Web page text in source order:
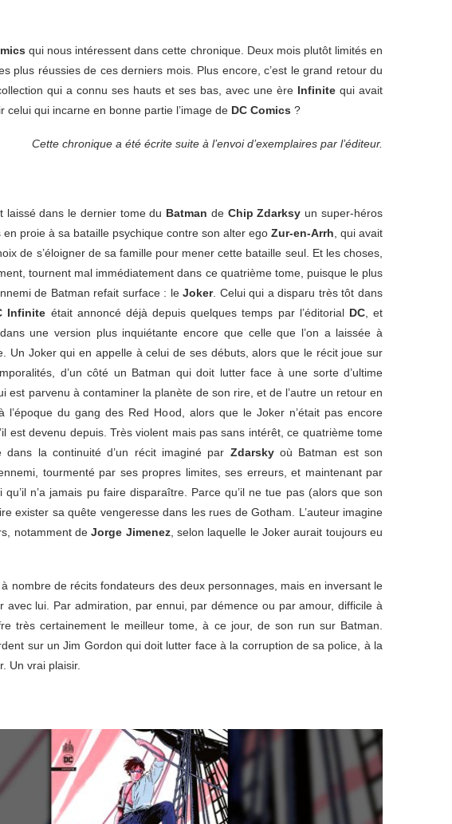
qui nous intéressent dans cette chronique. Deux mois plutôt limités en
réussies de ces derniers mois. Plus encore, c’est le grand retour du
qui a connu ses hauts et ses bas, avec une ère Infinite qui avait
qui incarne en bonne partie l’image de DC Comics ?
Cette chronique a été écrite suite à l’envoi d’exemplaires par l’éditeur.
laissé dans le dernier tome du Batman de Chip Zdarksy un super-héros
en proie à sa bataille psychique contre son alter ego Zur-en-Arrh , qui avait
de s’éloigner de sa famille pour mener cette bataille seul. Et les choses,
tournent mal immédiatement dans ce quatrième tome, puisque le plus
de Batman refait surface : leJoker. Celui qui a disparu très tôt dans
Infinite était annoncé déjà depuis quelques temps par l’éditorial DC, et
une version plus inquiétante encore que celle que l’on a laissée à
Un Joker qui en appelle à celui de ses débuts, alors que le récit joue sur
d’un côté un Batman qui doit lutter face à une sorte d’ultime
est parvenu à contaminer la planète de son rire, et de l’autre un retour en
l’époque du gang des Red Hood, alors que le Joker n’était pas encore
est devenu depuis. Très violent mais pas sans intérêt, ce quatrième tome
dans la continuité d’un récit imaginé par Zdarskyoù Batman est son
tourmenté par ses propres limites, ses erreurs, et maintenant par
qu’il n’a jamais pu faire disparaître. Parce qu’il ne tue pas (alors que son
exister sa quête vengeresse dans les rues de Gotham. L’auteur imagine
notamment deJorge Jimenez, selon laquelle le Joker aurait toujours eu
nombre de récits fondateurs des deux personnages, mais en inversant le
lui. Par admiration, par ennui, par démence ou par amour, difficile à
très certainement le meilleur tome, à ce jour, de son run sur Batman.
sur un Jim Gordon qui doit lutter face à la corruption de sa police, à la
Un vrai plaisir.